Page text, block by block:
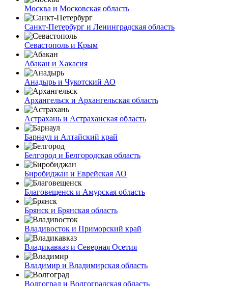
Москва и Московская область
Санкт-Петербург и Ленинградская область
Севастополь и Крым
Абакан и Хакасия
Анадырь и Чукотский АО
Архангельск и Архангельская область
Астрахань и Астраханская область
Барнаул и Алтайский край
Белгород и Белгородская область
Биробиджан и Еврейская АО
Благовещенск и Амурская область
Брянск и Брянская область
Владивосток и Приморский край
Владикавказ и Северная Осетия
Владимир и Владимирская область
Волгоград и Волгоградская область